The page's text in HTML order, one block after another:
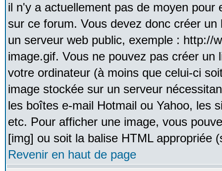
il n'y a actuellement pas de moyen pour
sur ce forum. Vous devez donc créer
un serveur web public, exemple : http://
image.gif. Vous ne pouvez pas créer un
votre ordinateur (à moins que celui-ci
image stockée sur un serveur
les boîtes e-mail Hotmail ou Yahoo, les
etc. Pour afficher une image, vous
[img] ou soit la balise HTML appropriée
Revenir en haut de page